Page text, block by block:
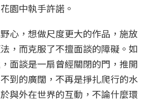
園中執手許諾。
心，想做尺度更大的作品，施放
，而克服了不擅面談的障礙。如
面談是一扇曾經關閉的門，推開
到的廣闊，不再是掙扎爬行的水
與外在世界的互動，不論什麼環